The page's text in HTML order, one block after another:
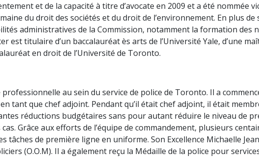
et de la capacité à titre d’avocate en 2009 et a été nommée
du droit des sociétés et du droit de l’environnement. En plus
administratives de la Commission, notamment la formation des
est titulaire d’un baccalauréat ès arts de l’Université Yale, d’une
en droit de l’Université de Toronto.
au sein du service de police de Toronto. Il a
tant que chef adjoint. Pendant qu’il était chef adjoint, il était
réductions budgétaires sans pour autant réduire le niveau de
Grâce aux efforts de l’équipe de commandement, plusieurs
tâches de première ligne en uniforme. Son Excellence Michaelle
(O.O.M). Il a également reçu la Médaille de la police pour